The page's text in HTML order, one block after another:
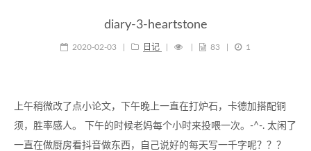
diary-3-heartstone
2020-02-03 日记 83 1
上午稍微改了点小论文，下午晚上一直在打炉石，卡德加搭配铜
须，胜率感人。 下午的时候老妈每个小时来投喂一次。-^-. 太闲了
一直在做厨房看抖音做东西，自己说好的每天写一千字呢？？？